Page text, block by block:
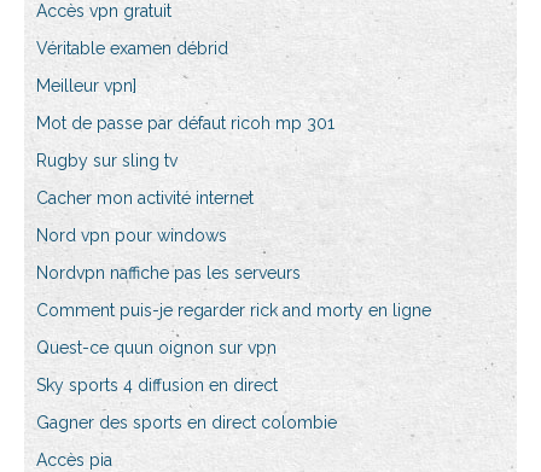
Accès vpn gratuit
Véritable examen débrid
Meilleur vpn]
Mot de passe par défaut ricoh mp 301
Rugby sur sling tv
Cacher mon activité internet
Nord vpn pour windows
Nordvpn naffiche pas les serveurs
Comment puis-je regarder rick and morty en ligne
Quest-ce quun oignon sur vpn
Sky sports 4 diffusion en direct
Gagner des sports en direct colombie
Accès pia